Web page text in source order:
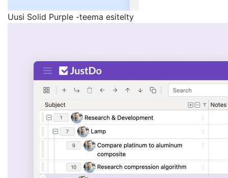
Uusi Solid Purple -teema esitelty